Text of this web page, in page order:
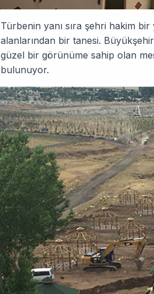
Türbenin yanı sıra şehri hakim
alanlarından bir tanesi.
güzel bir görünüme sahip olan
bulunuyor.